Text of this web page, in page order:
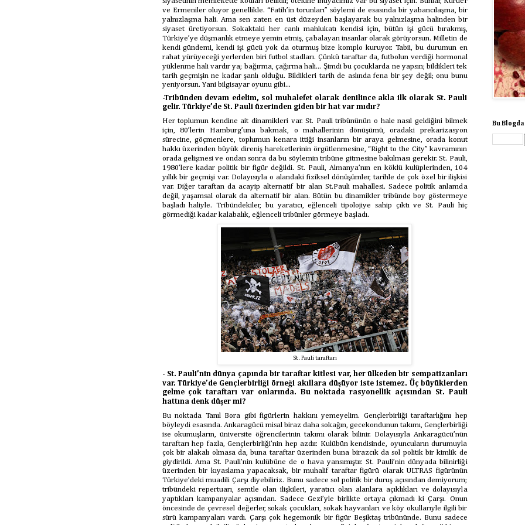
ve Ermeniler oluyor genellikle. “Fatih’in torunları” söylemi de esasında bir yabancılaşma, bir
yalnızlaşma hali. Ama sen zaten en üst düzeyden başlayarak bu yalnızlaşma halinden bir
siyaset üretiyorsun. Sokaktaki her canlı mahlukatı kendisi için, bütün işi gücü bırakmış,
Türkiye’ye düşmanlık etmeye yemin etmiş, çabalayan insanlar olarak görüyorsun. Milletin de
kendi gündemi, kendi işi gücü yok da oturmuş bize komplo kuruyor. Tabii, bu durumun en
rahat yürüyeceği yerlerden biri futbol stadları. Çünkü taraftar da, futbolun verdiği hormonal
yüklenme hali vardır ya; bağırma, çağırma hali... Şimdi bu çocuklarda ne yapsın; bildikleri tek
tarih geçmişin ne kadar şanlı olduğu. Bildikleri tarih de aslında fena bir şey değil; onu bunu
yeniyorsun. Yani bilgisayar oyunu gibi...
-Tribünden devam edelim, sol muhalefet olarak denilince akla ilk olarak St. Pauli
gelir. Türkiye’de St. Pauli üzerinden giden bir hat var mıdır?
Her toplumun kendine ait dinamikleri var. St. Pauli tribününün o hale nasıl geldiğini bilmek
için, 80’lerin Hamburg’una bakmak, o mahallerinin dönüşümü, oradaki prekarizasyon
sürecine, göçmenlere, toplumun kenara ittiği insanların bir araya gelmesine, orada konut
hakkı üzerinden büyük direniş hareketlerinin örgütlenmesine, “Right to the City” kavramının
orada gelişmesi ve ondan sonra da bu söylemin tribüne gitmesine bakılması gerekir. St. Pauli,
1980’lere kadar politik bir figür değildi. St. Pauli, Almanya’nın en köklü kulüplerinden, 104
yıllık bir geçmişi var. Dolayısıyla o alandaki fiziksel dönüşümler, tarihle de çok özel bir ilişkisi
var. Diğer taraftan da acayip alternatif bir alan St.Pauli mahallesi. Sadece politik anlamda
değil, yaşamsal olarak da alternatif bir alan. Bütün bu dinamikler tribünde boy göstermeye
başladı haliyle. Tribündekiler, bu yaratıcı, eğlenceli tipolojiye sahip çıktı ve St. Pauli hiç
görmediği kadar kalabalık, eğlenceli tribünler görmeye başladı.
St. Pauli taraftarı
- St. Pauli’nin dünya çapında bir taraftar kitlesi var, her ülkeden bir sempatizanları
var. Türkiye’de Gençlerbirliği örneği akıllara düşüyor iste istemez. Üç büyüklerden
gelme çok taraftarı var onlarında. Bu noktada rasyonellik açısından St. Pauli
hattına denk düşer mi?
Bu noktada Tanıl Bora gibi figürlerin hakkını yemeyelim. Gençlerbirliği taraftarlığını hep
böyleydi esasında. Ankaragücü misal biraz daha sokağın, gecekondunun takımı, Gençlerbirliği
ise okumuşların, üniversite öğrencilerinin takımı olarak bilinir. Dolayısıyla Ankaragücü’nün
taraftarı hep fazla, Gençlerbirliği’nin hep azdır. Kulübün kendisinde, oyuncuların durumuyla
çok bir alakalı olmasa da, buna taraftar üzerinden buna birazcık da sol politik bir kimlik de
giydirildi. Ama St. Pauli’nin kulübüne de o hava yansımıştır. St. Pauli’nin dünyada bilinirliği
üzerinden bir kıyaslama yapacaksak, bir muhalif taraftar figürü olarak ULTRAS figürünün
Türkiye’deki muadili Çarşı diyebiliriz. Bunu sadece sol politik bir duruş açısından demiyorum;
tribündeki repertuarı, semtle olan ilişkileri, yaratıcı olan alanlara açıklıkları ve dolayısıyla
yaptıkları kampanyalar açısından. Sadece Gezi’yle birlikte ortaya çıkmadı ki Çarşı. Onun
öncesinde de çevresel değerler, sokak çocukları, sokak hayvanları ve köy okullarıyle ilgili bir
sürü kampanyaları vardı. Çarşı çok hegemonik bir figür Beşiktaş tribününde. Bunu sadece
Bu